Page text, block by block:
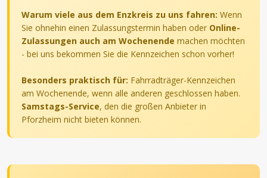
Warum viele aus dem Enzkreis zu uns fahren: Wenn
Sie ohnehin einen Zulassungstermin haben oder Online-
Zulassungen auch am Wochenende machen möchten
- bei uns bekommen Sie die Kennzeichen schon vorher!
Besonders praktisch für: Fahrradträger-Kennzeichen
am Wochenende, wenn alle anderen geschlossen haben.
Samstags-Service, den die großen Anbieter in
Pforzheim nicht bieten können.